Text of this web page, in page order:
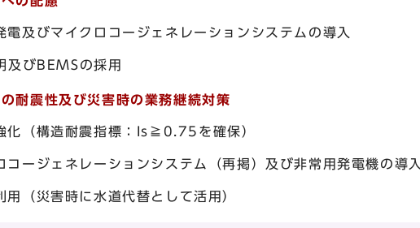
電及びマイクロコージェネレーションシステムの導入
及びBEMSの採用
震性及び災害時の業務継続対策
化（構造耐震指標：Is≧0.75を確保）
コージェネレーションシステム（再掲）及び非常用発電機の導入
用（災害時に水道代替として活用）